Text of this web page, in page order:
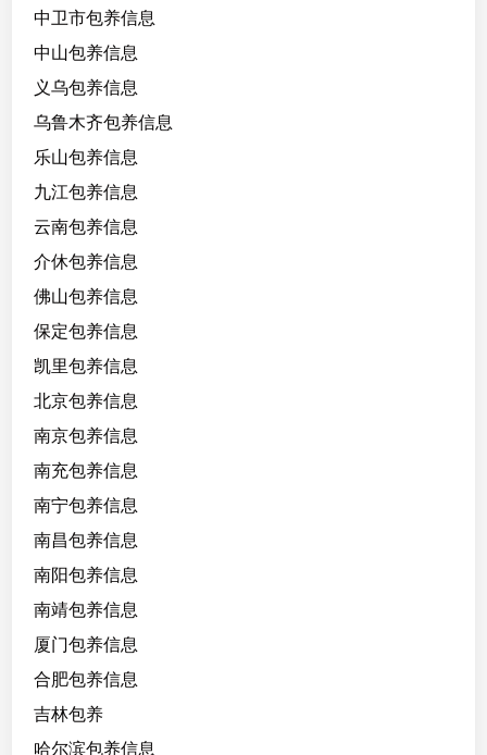
5
9
4
，
生
中卫市包养信息
中山包养信息
义乌包养信息
乌鲁木齐包养信息
乐山包养信息
九江包养信息
云南包养信息
介休包养信息
佛山包养信息
保定包养信息
凯里包养信息
北京包养信息
南京包养信息
南充包养信息
南宁包养信息
南昌包养信息
南阳包养信息
南靖包养信息
厦门包养信息
合肥包养信息
吉林包养
哈尔滨包养信息